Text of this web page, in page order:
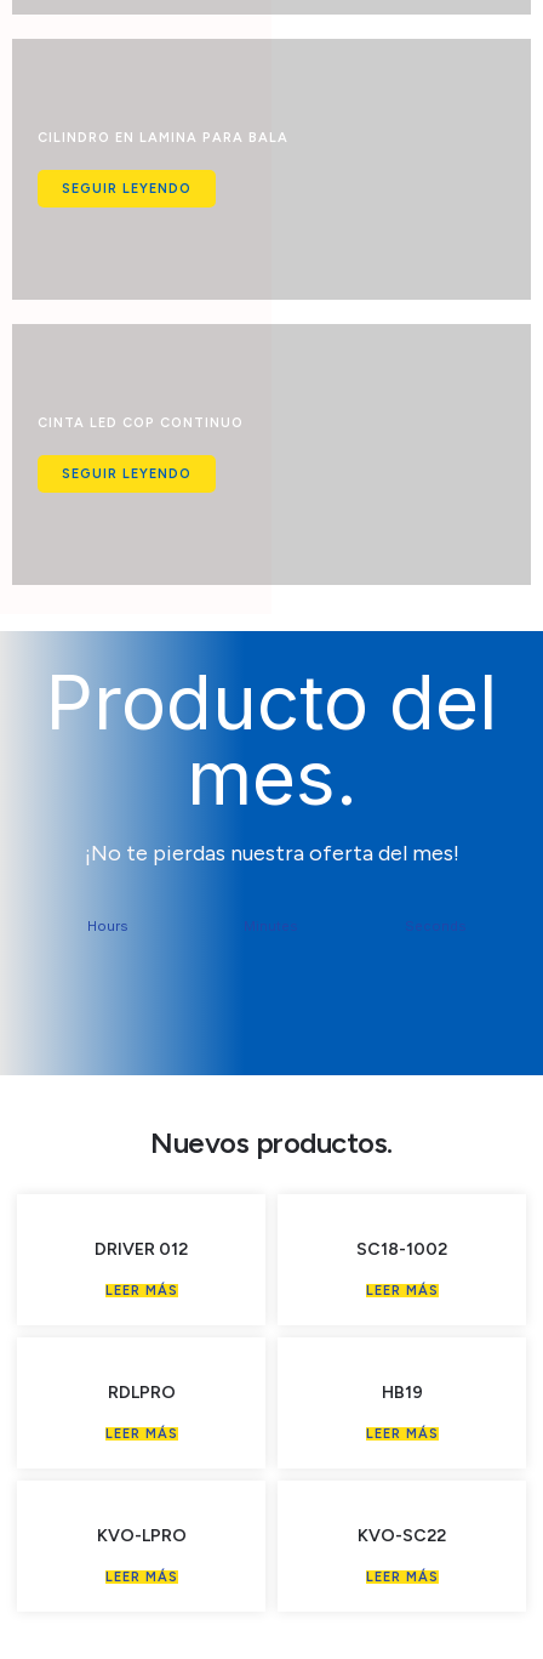
CILINDRO EN LAMINA PARA BALA
SEGUIR LEYENDO
CINTA LED COP CONTINUO
SEGUIR LEYENDO
Producto del
mes.
¡No te pierdas nuestra oferta del mes!
Hours Minutes Seconds
Nuevos productos.
DRIVER 012
LEER MÁS
SC18-1002
LEER MÁS
RDLPRO
LEER MÁS
HB19
LEER MÁS
KVO-LPRO
LEER MÁS
KVO-SC22
LEER MÁS